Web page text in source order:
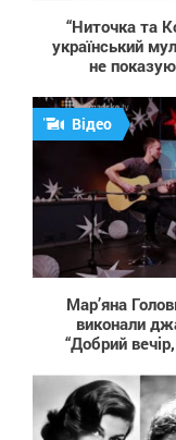
“Ниточка та
український
не
Відео
Мар’яна
виконали
“Добрий